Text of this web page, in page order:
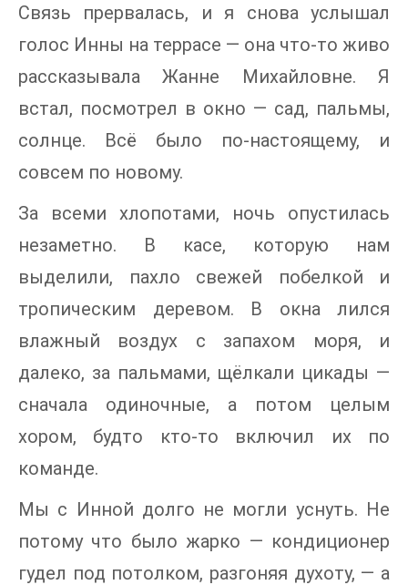
Связь прервалась, и я снова услышал
голос Инны на террасе — она что-то живо
рассказывала Жанне Михайловне. Я
встал, посмотрел в окно — сад, пальмы,
солнце. Всё было по-настоящему, и
совсем по новому.
За всеми хлопотами, ночь опустилась
незаметно. В касе, которую нам
выделили, пахло свежей побелкой и
тропическим деревом. В окна лился
влажный воздух с запахом моря, и
далеко, за пальмами, щёлкали цикады —
сначала одиночные, а потом целым
хором, будто кто-то включил их по
команде.
Мы с Инной долго не могли уснуть. Не
потому что было жарко — кондиционер
гудел под потолком, разгоняя духоту, — а